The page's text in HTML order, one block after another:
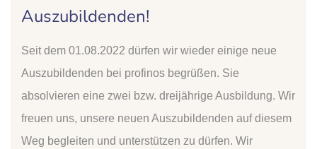
Auszubildenden!
Seit dem 01.08.2022 dürfen wir wieder einige neue
Auszubildenden bei profinos begrüßen. Sie
absolvieren eine zwei bzw. dreijährige Ausbildung. Wir
freuen uns, unsere neuen Auszubildenden auf diesem
Weg begleiten und unterstützen zu dürfen. Wir